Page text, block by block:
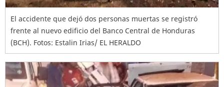
El accidente que dejó dos personas muertas se registró
frente al nuevo edificio del Banco Central de Honduras
(BCH). Fotos: Estalin Irias/ EL HERALDO